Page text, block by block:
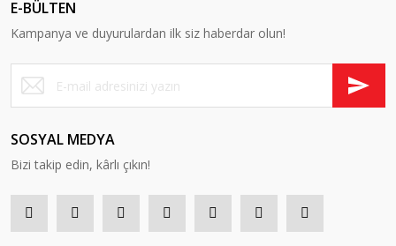
E-BÜLTEN
Kampanya ve duyurulardan ilk siz haberdar olun!
SOSYAL MEDYA
Bizi takip edin, kârlı çıkın!